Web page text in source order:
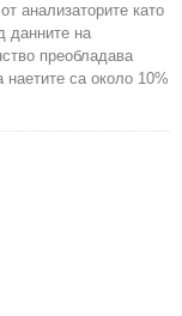
анализаторите като
данните на
преобладава
са около 10%